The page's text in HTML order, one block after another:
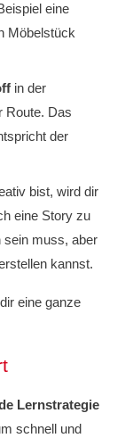
eine
Möbelstück
in der
Route. Das
der
bist, wird dir
eine Story zu
sein muss, aber
kannst.
eine ganze
Lernstrategie
schnell und